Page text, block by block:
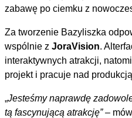
zabawę po ciemku z
Za tworzenie Bazyliszka
wspólnie z JoraVision.
interaktywnych atrakcji,
projekt i pracuje nad
„Jesteśmy naprawdę
tą fascynującą atrakcję” –